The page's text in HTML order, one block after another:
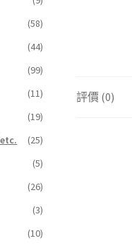
評價 (0)
(58)
(44)
(99)
(11)
(19)
(25)
(5)
(26)
(3)
(10)